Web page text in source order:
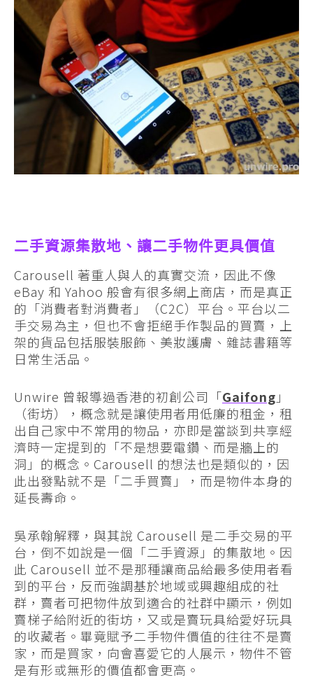
二手資源集散地、讓二手物件更具價值
Carousell 著重人與人的真實交流，因此不像
eBay 和 Yahoo 般會有很多網上商店，而是真正
的「消費者對消費者」（C2C）平台。平台以二
手交易為主，但也不會拒絕手作製品的買賣，上
架的貨品包括服裝服飾、美妝護膚、雜誌書籍等
日常生活品。
Unwire 曾報導過香港的初創公司「Gaifong 」
（街坊），概念就是讓使用者用低廉的租金，租
出自己家中不常用的物品，亦即是當談到共享經
濟時一定提到的「不是想要電鑽、而是牆上的
洞」的概念。Carousell 的想法也是類似的，因
此出發點就不是「二手買賣」，而是物件本身的
延長壽命。
吳承翰解釋，與其說 Carousell 是二手交易的平
台，倒不如說是一個「二手資源」的集散地。因
此 Carousell 並不是那種讓商品給最多使用者看
到的平台，反而強調基於地域或興趣組成的社
群，賣者可把物件放到適合的社群中顯示，例如
賣梯子給附近的街坊，又或是賣玩具給愛好玩具
的收藏者。畢竟賦予二手物件價值的往往不是賣
家，而是買家，向會喜愛它的人展示，物件不管
是有形或無形的價值都會更高。